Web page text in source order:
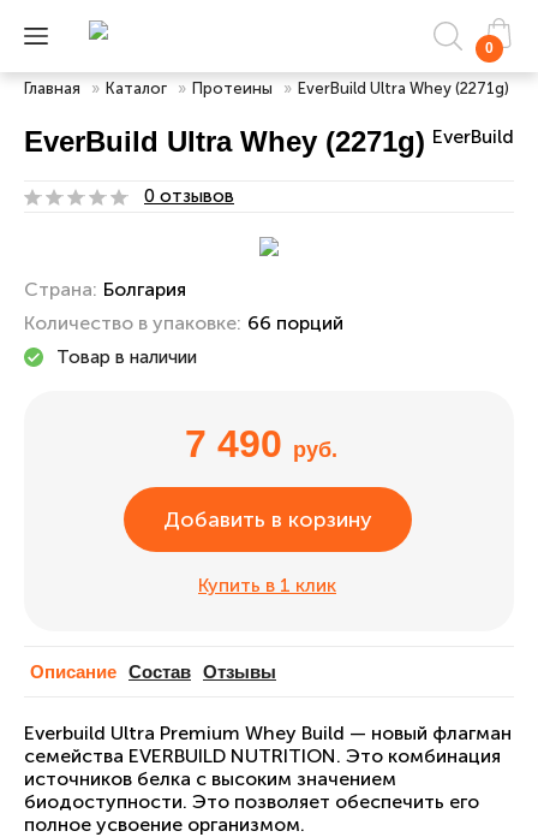
0
Главная » Каталог » Протеины » EverBuild Ultra Whey (2271g)
EverBuild Ultra Whey (2271g) EverBuild
0 отзывов
Страна: Болгария
Количество в упаковке: 66 порций
Товар в наличии
7 490 руб.
Добавить в корзину
Купить в 1 клик
Описание Cостав Отзывы
Everbuild Ultra Premium Whey Build — новый флагман
семейства EVERBUILD NUTRITION. Это комбинация
источников белка с высоким значением
биодоступности. Это позволяет обеспечить его
полное усвоение организмом.